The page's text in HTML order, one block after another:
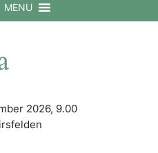
MENU
2026, 9.00